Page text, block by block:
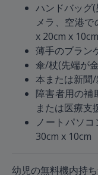
ハンドバッグ
メラ、空港
x 20cm x
薄手のブラン
傘/杖(先端が
本または新聞
障害者用の補
または医療支
ノートパソ
30cm x 10cm
幼児の無料機内持